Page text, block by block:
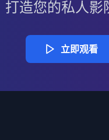
打造您的私人影
立即观看